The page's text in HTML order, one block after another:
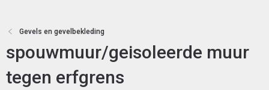
Gevels en gevelbekleding
spouwmuur/geisoleerde muur
tegen erfgrens